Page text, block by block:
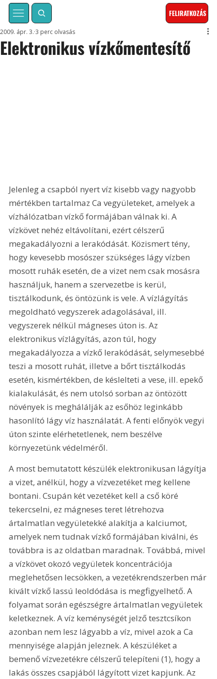
FELIRATKOZÁS
Elektronikus vízkőmentesítő
2009. ápr. 3. 3 perc olvasás
Jelenleg a csapból nyert víz kisebb vagy nagyobb
mértékben tartalmaz Ca vegyületeket, amelyek a
vízhálózatban vízkő formájában válnak ki. A
vízkövet nehéz eltávolítani, ezért célszerű
megakadályozni a lerakódását. Közismert tény,
hogy kevesebb mosószer szükséges lágy vízben
mosott ruhák esetén, de a vizet nem csak mosásra
használjuk, hanem a szervezetbe is kerül,
tisztálkodunk, és öntözünk is vele. A vízlágyítás
megoldható vegyszerek adagolásával, ill.
vegyszerek nélkül mágneses úton is. Az
elektronikus vízlágyítás, azon túl, hogy
megakadályozza a vízkő lerakódását, selymesebbé
teszi a mosott ruhát, illetve a bőrt tisztálkodás
esetén, kismértékben, de késlelteti a vese, ill. epekő
kialakulását, és nem utolsó sorban az öntözött
növények is meghálálják az esőhöz leginkább
hasonlító lágy víz használatát. A fenti előnyök vegyi
úton szinte elérhetetlenek, nem beszélve
környezetünk védelméről.
A most bemutatott készülék elektronikusan lágyítja
a vizet, anélkül, hogy a vízvezetéket meg kellene
bontani. Csupán két vezetéket kell a cső köré
tekercselni, ez mágneses teret létrehozva
ártalmatlan vegyületekké alakítja a kalciumot,
amelyek nem tudnak vízkő formájában kiválni, és
továbbra is az oldatban maradnak. Továbbá, mivel
a vízkövet okozó vegyületek koncentrációja
meglehetősen lecsökken, a vezetékrendszerben már
kivált vízkő lassú leoldódása is megfigyelhető. A
folyamat során egészségre ártalmatlan vegyületek
keletkeznek. A víz keménységét jelző tesztcsíkon
azonban nem lesz lágyabb a víz, mivel azok a Ca
mennyisége alapján jeleznek. A készüléket a
bemenő vízvezetékre célszerű telepíteni (1), hogy a
lakás összes csapjából lágyított vizet kapjunk. Az